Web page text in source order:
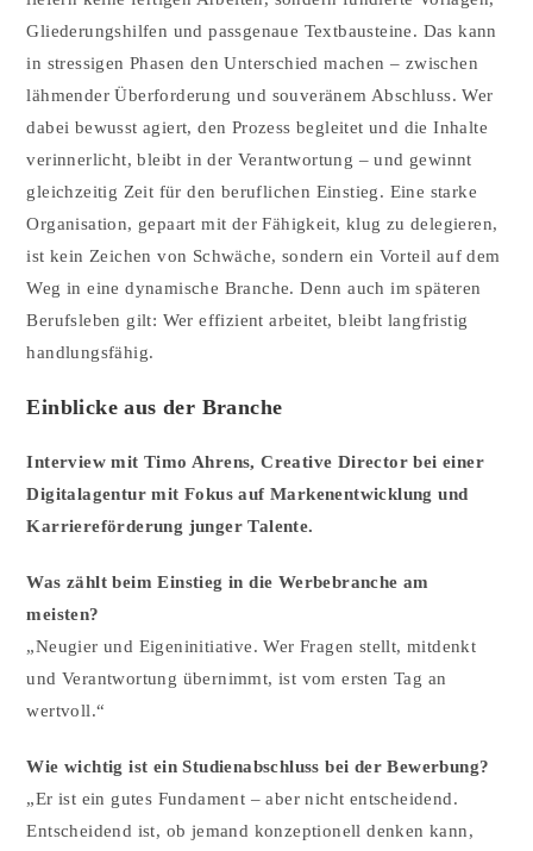
Gliederungshilfen und passgenaue Textbausteine. Das kann
in stressigen Phasen den Unterschied machen – zwischen
lähmender Überforderung und souveränem Abschluss. Wer
dabei bewusst agiert, den Prozess begleitet und die Inhalte
verinnerlicht, bleibt in der Verantwortung – und gewinnt
gleichzeitig Zeit für den beruflichen Einstieg. Eine starke
Organisation, gepaart mit der Fähigkeit, klug zu delegieren,
ist kein Zeichen von Schwäche, sondern ein Vorteil auf dem
Weg in eine dynamische Branche. Denn auch im späteren
Berufsleben gilt: Wer effizient arbeitet, bleibt langfristig
handlungsfähig.
Einblicke aus der Branche
Interview mit Timo Ahrens, Creative Director bei einer
Digitalagentur mit Fokus auf Markenentwicklung und
Karriereförderung junger Talente.
Was zählt beim Einstieg in die Werbebranche am
meisten?
„Neugier und Eigeninitiative. Wer Fragen stellt, mitdenkt
und Verantwortung übernimmt, ist vom ersten Tag an
wertvoll.“
Wie wichtig ist ein Studienabschluss bei der Bewerbung?
„Er ist ein gutes Fundament – aber nicht entscheidend.
Entscheidend ist, ob jemand konzeptionell denken kann,